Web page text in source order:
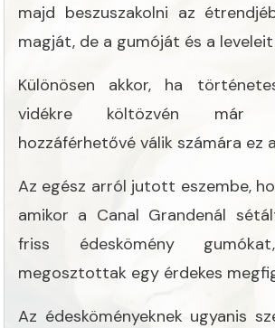
majd beszuszakolni az
magját, de a gumóját és a leveleit
Különösen akkor, ha
vidékre költözvén már
hozzáférhetővé válik számára ez
Az egész arról jutott eszembe,
amikor a Canal Grandenál
friss édeskömény
megosztottak egy érdekes
Az édesköményeknek ugyanis